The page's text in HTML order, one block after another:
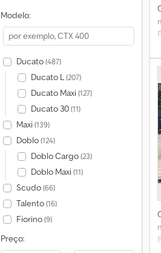
Modelo:
Ducato(487)
Ducato L(207)
Ducato Maxi(127)
Ducato 30(11)
Maxi(139)
Doblo(124)
Doblo Cargo(23)
Doblo Maxi(11)
Scudo(66)
Talento(16)
Fiorino(9)
Preço: